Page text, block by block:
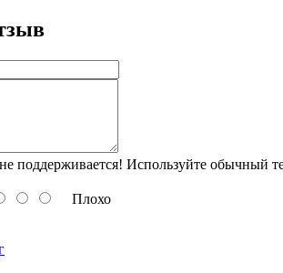
поддерживается! Используйте обычный
Плохо